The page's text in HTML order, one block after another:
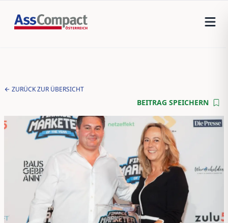
ZURÜCK ZUR ÜBERSICHT
BEITRAG SPEICHERN